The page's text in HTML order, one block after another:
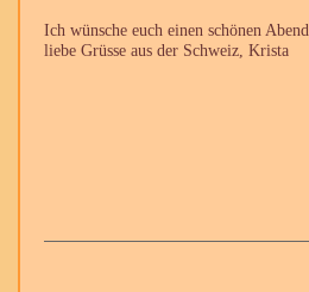
Ich wünsche euch einen schönen Abend,
liebe Grüsse aus der Schweiz, Krista